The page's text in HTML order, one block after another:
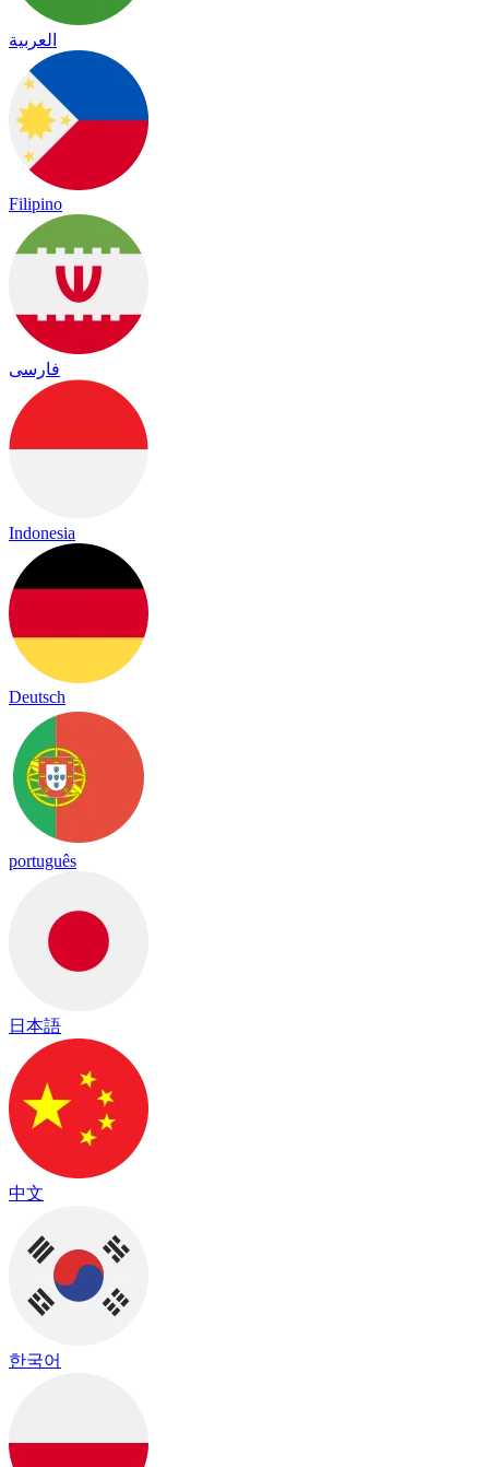
العربية
Filipino
فارسی
Indonesia
Deutsch
português
日本語
中文
한국어